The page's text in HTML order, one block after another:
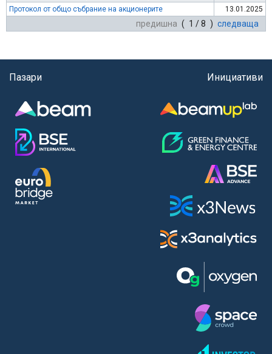
Протокол от общо събрание на акционерите
13.01.2025
предишна ( 1 / 8 ) следваща
Пазари Инициативи